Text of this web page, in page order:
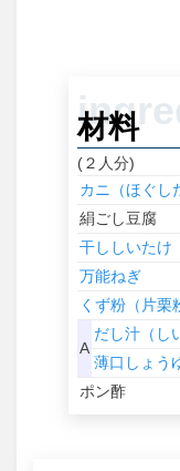
材料
(２人分)
カニ（ほぐし
絹ごし豆腐
干ししいたけ
万能ねぎ
くず粉（片栗
A
だし汁（し
薄口しょう
ポン酢